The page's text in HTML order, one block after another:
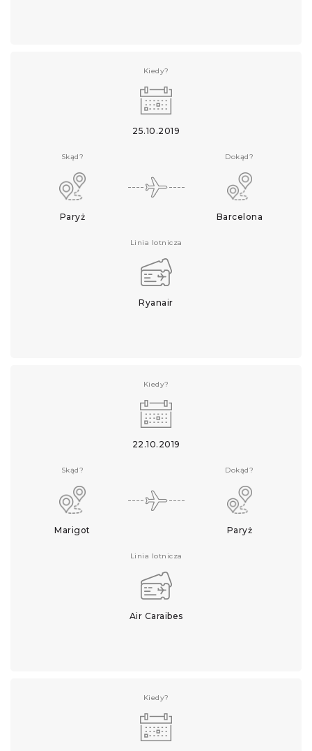
Kiedy?
25.10.2019
Skąd?
Paryż
Dokąd?
Barcelona
Linia lotnicza
Ryanair
Kiedy?
22.10.2019
Skąd?
Marigot
Dokąd?
Paryż
Linia lotnicza
Air Caraibes
Kiedy?